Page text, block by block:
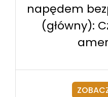
napędem
(główny):